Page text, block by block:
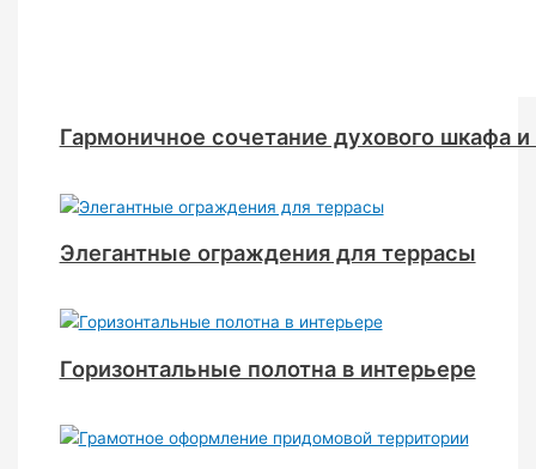
Гармоничное сочетание духового шкафа
Элегантные ограждения для террасы
Горизонтальные полотна в интерьере